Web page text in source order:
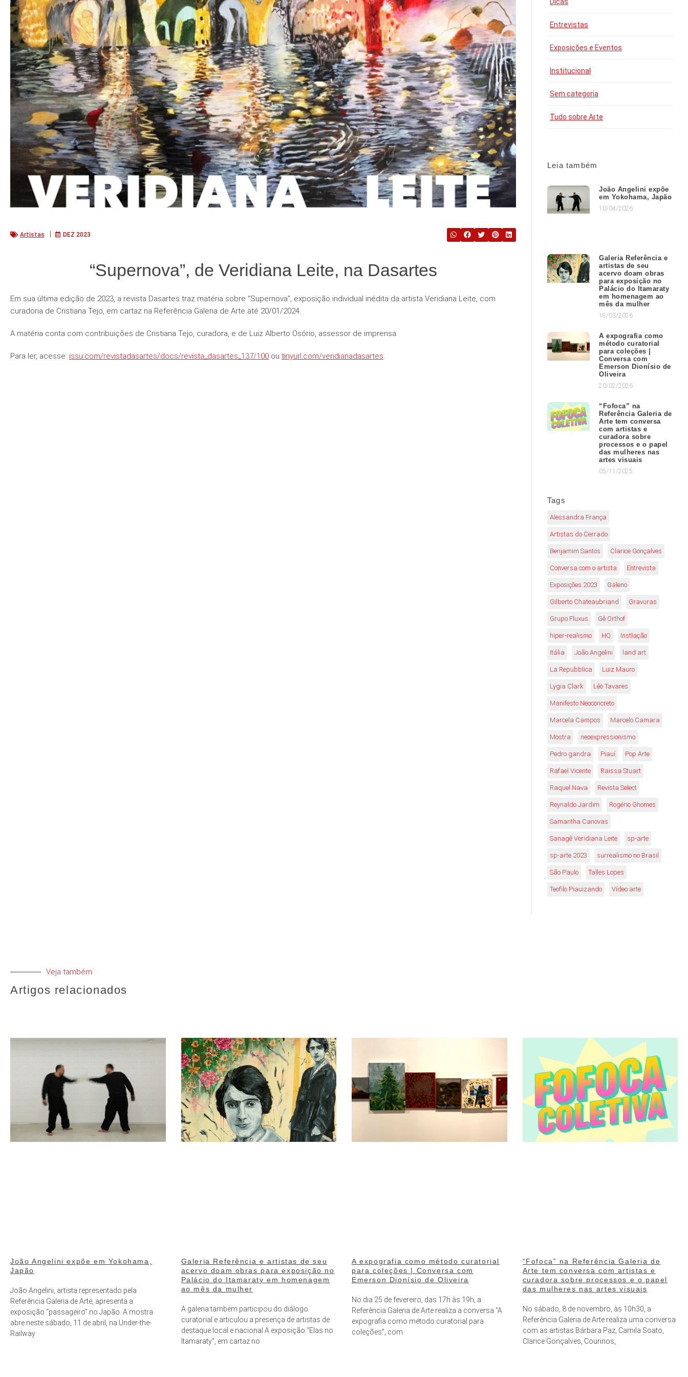
Artistas | DEZ 2023
“Supernova”, de Veridiana Leite, na Dasartes
Em sua última edição de 2023, a revista Dasartes traz matéria sobre “Supernova”, exposição individual inédita da artista Veridiana Leite, com
curadoria de Cristiana Tejo, em cartaz na Referência Galeria de Arte até 20/01/2024.
A matéria conta com contribuições de Cristiana Tejo, curadora, e de Luiz Alberto Osório, assessor de imprensa.
Para ler, acesse: issu.com/revistadasartes/docs/revista_dasartes_137/100 ou tinyurl.com/veridianadasartes.
Dicas
Entrevistas
Exposições e Eventos
Institucional
Sem categoria
Tudo sobre Arte
Leia também
João Angelini expõe
em Yokohama, Japão
10/04/2026
Galeria Referência e
artistas de seu
acervo doam obras
para exposição no
Palácio do Itamaraty
em homenagem ao
mês da mulher
18/03/2026
A expografia como
método curatorial
para coleções |
Conversa com
Emerson Dionísio de
Oliveira
20/02/2026
“Fofoca” na
Referência Galeria de
Arte tem conversa
com artistas e
curadora sobre
processos e o papel
das mulheres nas
artes visuais
05/11/2025
Tags
Alessandra França
Artistas do Cerrado
Benjamim Santos Clarice Gonçalves
Conversa com o artista Entrevista
Exposições 2023 Galeno
Gilberto Chateaubriand Gravuras
Grupo Fluxus Gê Orthof
hiper-realismo HQ Instlação
Itália João Angelini land art
La Repubblica Luiz Mauro
Lygia Clark Léo Tavares
Manifesto Neoconcreto
Marcela Campos Marcelo Camara
Mostra neoexpressionismo
Pedro gandra Piauí Pop Arte
Rafael Vicente Raissa Stuart
Raquel Nava Revista Select
Reynaldo Jardim Rogério Ghomes
Samantha Canovas
Sanagê Veridiana Leite sp-arte
sp-arte 2023 surrealismo no Brasil
São Paulo Talles Lopes
Teofilo Piauizando Vídeo arte
Veja também
Artigos relacionados
João Angelini expõe em Yokohama,
Japão
João Angelini, artista representado pela
Referência Galeria de Arte, apresenta a
exposição “passageiro” no Japão. A mostra
abre neste sábado, 11 de abril, na Under-the-
Railway
Galeria Referência e artistas de seu
acervo doam obras para exposição no
Palácio do Itamaraty em homenagem
ao mês da mulher
A galeria também participou do diálogo
curatorial e articulou a presença de artistas de
destaque local e nacional A exposição “Elas no
Itamaraty”, em cartaz no
A expografia como método curatorial
para coleções | Conversa com
Emerson Dionísio de Oliveira
No dia 25 de fevereiro, das 17h às 19h, a
Referência Galeria de Arte realiza a conversa “A
expografia como método curatorial para
coleções”, com
“Fofoca” na Referência Galeria de
Arte tem conversa com artistas e
curadora sobre processos e o papel
das mulheres nas artes visuais
No sábado, 8 de novembro, às 10h30, a
Referência Galeria de Arte realiza uma conversa
com as artistas Bárbara Paz, Camila Soato,
Clarice Gonçalves, Courinos,